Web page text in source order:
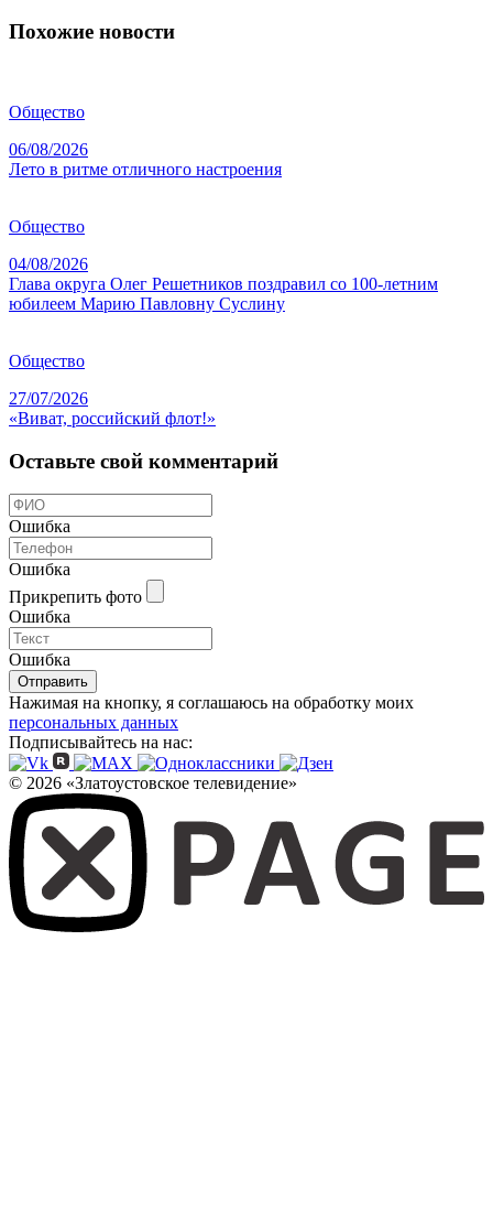
Похожие новости
Общество
06/08/2026
Лето в ритме отличного настроения
Общество
04/08/2026
Глава округа Олег Решетников поздравил со 100-летним
юбилеем Марию Павловну Суслину
Общество
27/07/2026
«Виват, российский флот!»
Оставьте свой комментарий
Ошибка
Ошибка
Прикрепить фото
Ошибка
Ошибка
Отправить
Нажимая на кнопку, я соглашаюсь на обработку моих
персональных данных
Подписывайтесь на нас:
© 2026 «Златоустовское телевидение»